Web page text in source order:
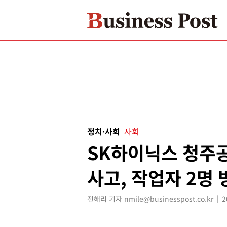
정치·사회 사회
SK하이닉스 청주
사고, 작업자 2명
전해리 기자 nmile@businesspost.co.kr